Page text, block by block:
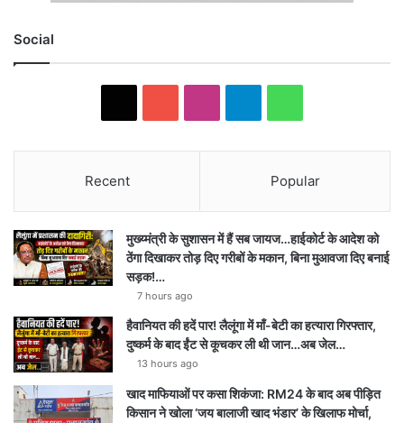
Social
T
u
e
t
a
r
a
m
e
g
a
m
a
t
s
p
p
Recent Popular
मुख्य्मंत्री के सुशासन में हैं सब जायज…हाईकोर्ट के आदेश को
ठेंगा दिखाकर तोड़ दिए गरीबों के मकान, बिना मुआवजा दिए बनाई
सड़क!…
7 hours ago
हैवानियत की हदें पार! लैलूंगा में माँ-बेटी का हत्यारा गिरफ्तार,
दुष्कर्म के बाद ईंट से कूचकर ली थी जान…अब जेल…
13 hours ago
खाद माफियाओं पर कसा शिकंजा: RM24 के बाद अब पीड़ित
किसान ने खोला ‘जय बालाजी खाद भंडार’ के खिलाफ मोर्चा,